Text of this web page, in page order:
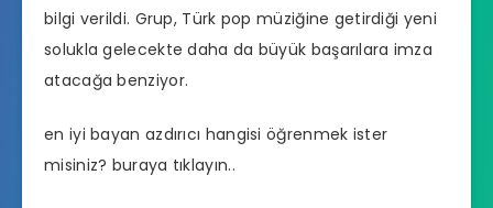
bilgi verildi. Grup, Türk pop müziğine getirdiği yeni
solukla gelecekte daha da büyük başarılara imza
atacağa benziyor.
en iyi bayan azdırıcı hangisi öğrenmek ister
misiniz? buraya tıklayın..